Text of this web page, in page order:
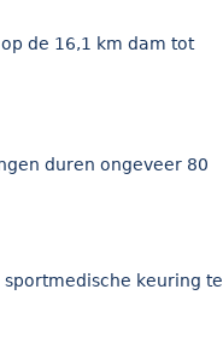
de 16,1 km dam tot
duren ongeveer 80
keuring te